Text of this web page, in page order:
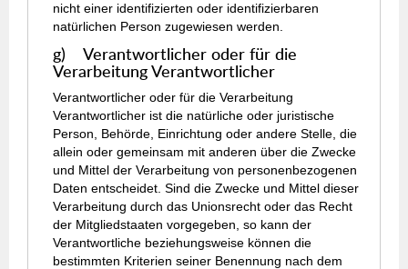
nicht einer identifizierten oder identifizierbaren
natürlichen Person zugewiesen werden.
g) Verantwortlicher oder für die
Verarbeitung Verantwortlicher
Verantwortlicher oder für die Verarbeitung
Verantwortlicher ist die natürliche oder juristische
Person, Behörde, Einrichtung oder andere Stelle, die
allein oder gemeinsam mit anderen über die Zwecke
und Mittel der Verarbeitung von personenbezogenen
Daten entscheidet. Sind die Zwecke und Mittel dieser
Verarbeitung durch das Unionsrecht oder das Recht
der Mitgliedstaaten vorgegeben, so kann der
Verantwortliche beziehungsweise können die
bestimmten Kriterien seiner Benennung nach dem